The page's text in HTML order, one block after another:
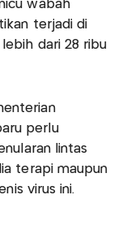
wabah
terjadi di
lebih dari 28 ribu
perlu
lintas
terapi maupun
virus ini.